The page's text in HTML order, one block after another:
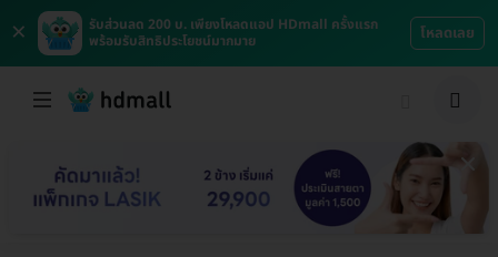
×
รับส่วนลด 200 บ. เพียงโหลดแอป HDmall ครั้งแรก
พร้อมรับสิทธิประโยชน์มากมาย
โหลดเลย